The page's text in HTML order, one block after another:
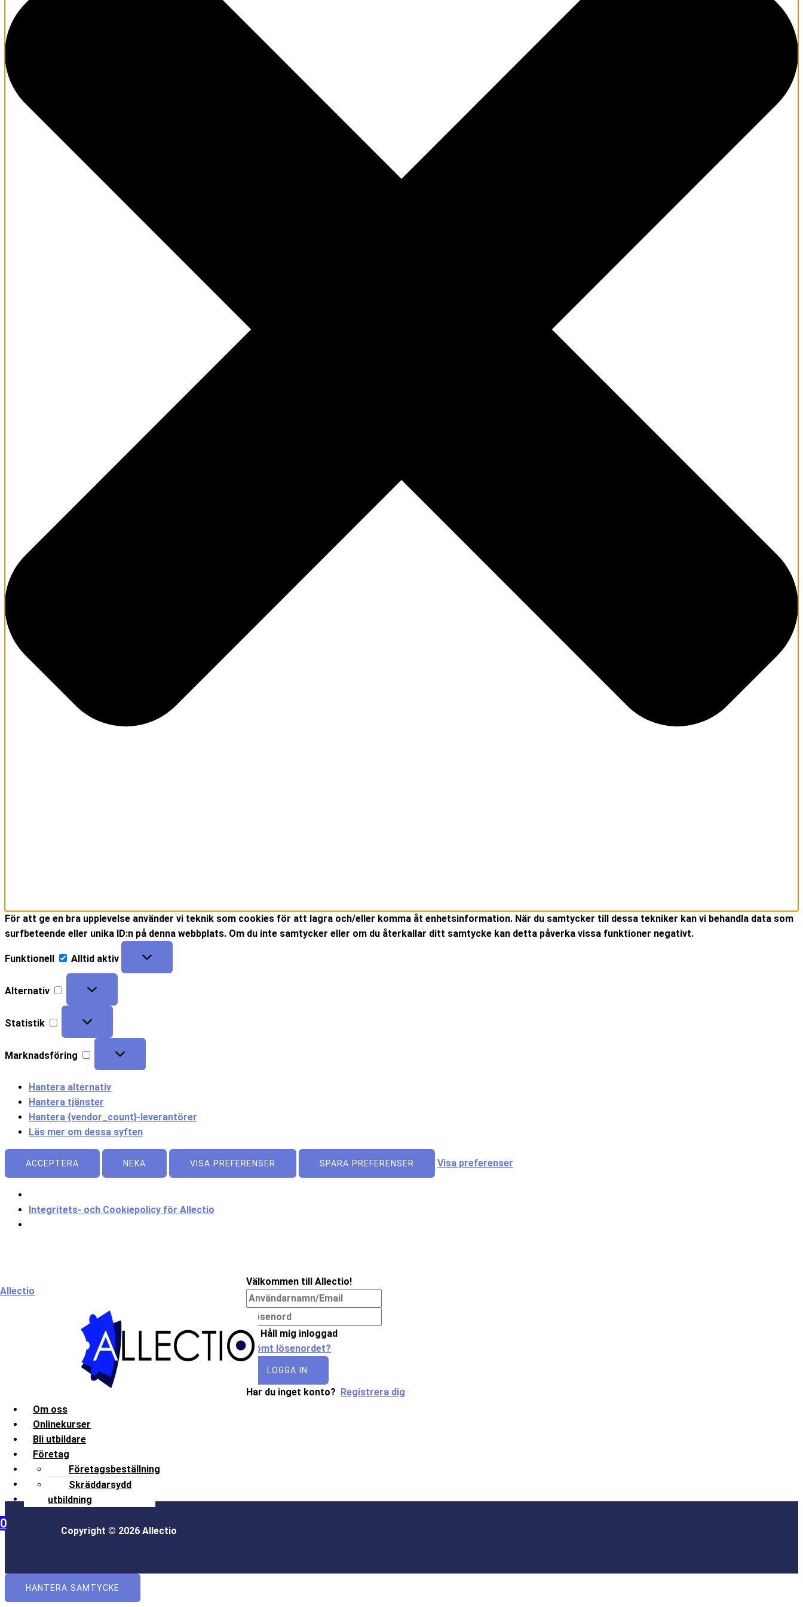
För att ge en bra upplevelse använder vi teknik som cookies för att lagra och/eller komma åt enhetsinformation. När du samtycker till dessa tekniker kan vi behandla data som
surfbeteende eller unika ID:n på denna webbplats. Om du inte samtycker eller om du återkallar ditt samtycke kan detta påverka vissa funktioner negativt.
Funktionell Alltid aktiv
Alternativ
Statistik
Marknadsföring
Hantera alternativ
Hantera tjänster
Hantera {vendor_count}-leverantörer
Läs mer om dessa syften
ACCEPTERA NEKA VISA PREFERENSER SPARA PREFERENSER Visa preferenser
Integritets- och Cookiepolicy för Allectio
Allectio
Om oss
Onlinekurser
Bli utbildare
Företag
Företagsbeställning
Skräddarsydd
utbildning
Kontakt
Frågor och svar
Mitt konto
0
Välkommen till Allectio!
Håll mig inloggad
Glömt lösenordet?
LOGGA IN
Har du inget konto? Registrera dig
Copyright © 2026 Allectio
HANTERA SAMTYCKE